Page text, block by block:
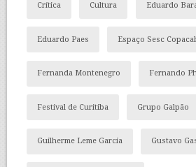
Crítica Cultura Eduardo
Eduardo Paes Espaço Sesc
Fernanda Montenegro Fernando
Festival de Curitiba Grupo Galpão
Guilherme Leme Garcia Gustavo